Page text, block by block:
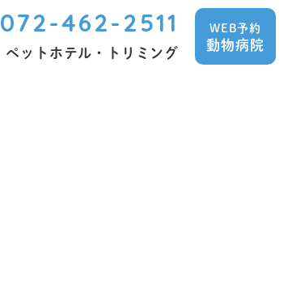
072-462-2511
ペットホテル・トリミング
WEB予約
動物病院